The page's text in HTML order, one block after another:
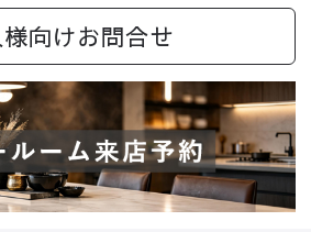
向けお問合せ